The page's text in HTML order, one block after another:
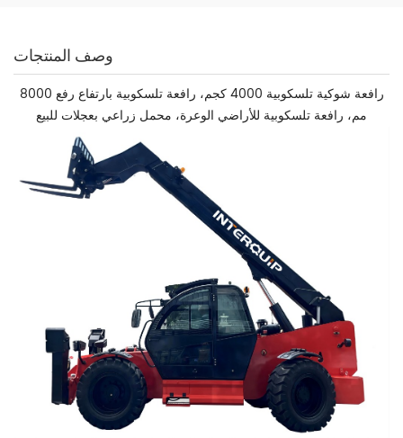
وصف المنتجات
رافعة شوكية تلسكوبية 4000 كجم، رافعة تلسكوبية بارتفاع رفع 8000
مم، رافعة تلسكوبية للأراضي الوعرة، محمل زراعي بعجلات للبيع